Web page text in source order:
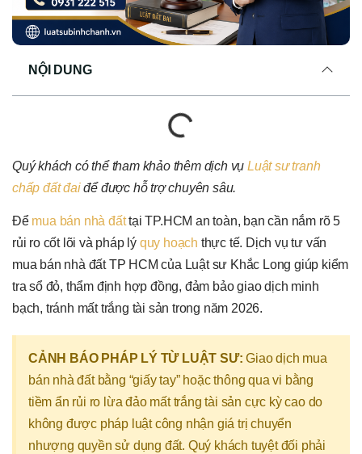
NỘI DUNG
Quý khách có thể tham khảo thêm dịch vụ Luật sư tranh
chấp đất đaiđể được hỗ trợ chuyên sâu.
Để mua bán nhà đấttại TP.HCM an toàn, bạn cần nắm rõ 5
rủi ro cốt lõi và pháp lý quy hoạch thực tế. Dịch vụ tư vấn
mua bán nhà đất TP HCM của Luật sư Khắc Long giúp kiểm
tra sổ đỏ, thẩm định hợp đồng, đảm bảo giao dịch minh
bạch, tránh mất trắng tài sản trong năm 2026.
CẢNH BÁO PHÁP LÝ TỪ LUẬT SƯ: Giao dịch mua
bán nhà đất bằng “giấy tay” hoặc thông qua vi bằng
tiềm ẩn rủi ro lừa đảo mất trắng tài sản cực kỳ cao do
không được pháp luật công nhận giá trị chuyển
nhượng quyền sử dụng đất. Quý khách tuyệt đối phải